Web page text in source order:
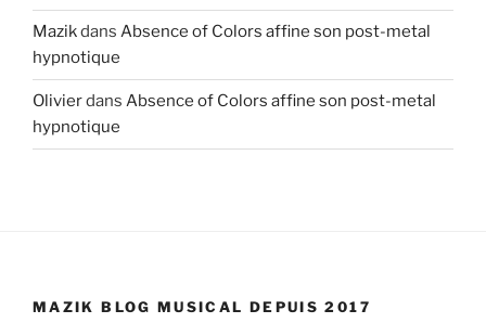
Mazikdans Absence of Colors affine son post-metal
hypnotique
Olivierdans Absence of Colors affine son post-metal
hypnotique
MAZIK BLOG MUSICAL DEPUIS 2017